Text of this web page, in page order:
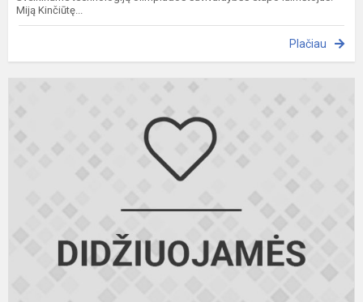
Miją Kinčiūtę...
Plačiau